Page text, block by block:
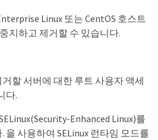
Linux 또는 CentOS 호스트
지하고 제거할 수 있습니다.
할 서버에 대한 루트 사용자 액세
다.
Enhanced Linux)를
을 사용하여 SELinux 런타임 모드를